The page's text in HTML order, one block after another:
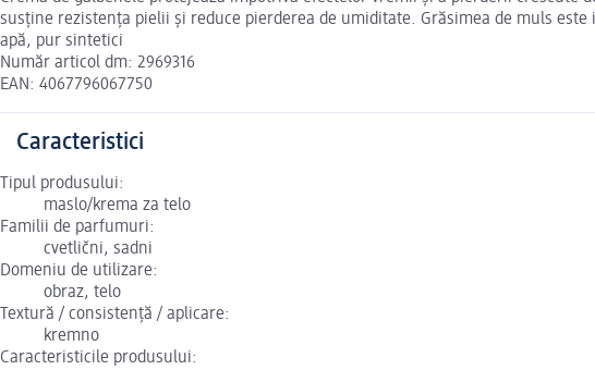
susține rezistența pielii și reduce pierderea de umiditate. Grăsimea de muls
apă, pur sintetici
Număr articol dm: 2969316
EAN: 4067796067750
Caracteristici
Tipul produsului:
maslo/krema za telo
Familii de parfumuri:
cvetlični, sadni
Domeniu de utilizare:
obraz, telo
Textură / consistență / aplicare:
kremno
Caracteristicile produsului: